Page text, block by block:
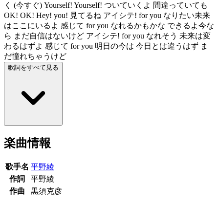
く (今すぐ) Yourself! Yourself! ついていくよ 間違っていても
OK! OK! Hey! you! 見てるね アイシテ! for you なりたい未来
はここにいるよ 感じて for you なれるかもかな できるよ今な
ら まだ自信はないけど アイシテ! for you なれそう 未来は変
わるはずよ 感じて for you 明日の今は 今日とは違うはず ま
だ憧れちゃうけど
歌詞をすべて見る
楽曲情報
歌手名 平野綾
作詞
平野綾
作曲
黒須克彦